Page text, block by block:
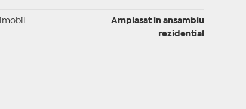
Amplasat in ansamblu
rezidential